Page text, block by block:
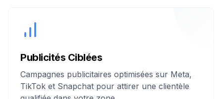
Publicités Ciblées
Campagnes publicitaires optimisées sur Meta,
TikTok et Snapchat pour attirer une clientèle